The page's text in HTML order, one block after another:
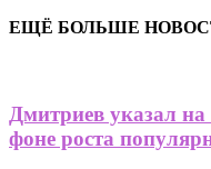
ЕЩЁ БОЛЬШЕ
Дмитриев указал
фоне роста